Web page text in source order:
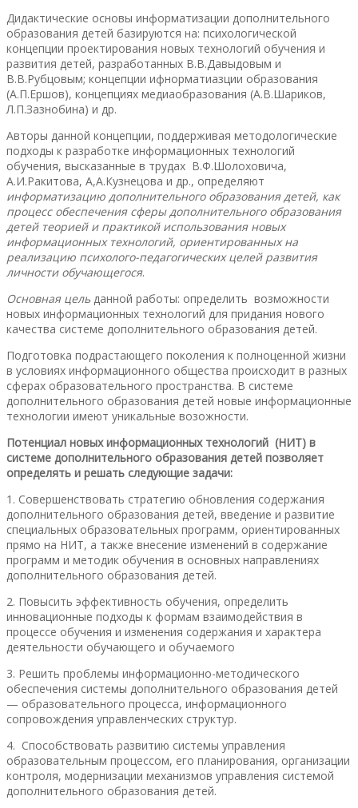
Дидактические основы информатизации дополнительного
образования детей базируются на: психологической
концепции проектирования новых технологий обучения и
развития детей, разработанных В.В.Давыдовым и
В.В.Рубцовым; концепции ифнорматиазции образования
(А.П.Ершов), концепциях медиаобразования (А.В.Шариков,
Л.П.Зазнобина) и др.
Авторы данной концепции, поддерживая методологические
подходы к разработке информационных технологий
обучения, высказанные в трудах В.Ф.Шолоховича,
А.И.Ракитова, А,А.Кузнецова и др., определяют
информатизацию дополнительного образования детей, как
процесс обеспечения сферы дополнительного образования
детей теорией и практикой использования новых
информационных технологий, ориентированных на
реализацию психолого-педагогических целей развития
личности обучающегося.
Основная цель данной работы: определить возможности
новых информационных технологий для придания нового
качества системе дополнительного образования детей.
Подготовка подрастающего поколения к полноценной жизни
в условиях информационного общества происходит в разных
сферах образовательного пространства. В системе
дополнительного образования детей новые информационные
технологии имеют уникальные возожности.
Потенциал новых информационных технологий (НИТ) в
системе дополнительного образования детей позволяет
определять и решать следующие задачи:
1. Совершенствовать стратегию обновления содержания
дополнительного образования детей, введение и развитие
специальных образовательных программ, ориентированных
прямо на НИТ, а также внесение изменений в содержание
программ и методик обучения в основных направлениях
дополнительного образования детей.
2. Повысить эффективность обучения, определить
инновационные подходы к формам взаимодействия в
процессе обучения и изменения содержания и характера
деятельности обучающего и обучаемого
3. Решить проблемы информационно-методического
обеспечения системы дополнительного образования детей
— образовательного процесса, информационного
сопровождения управленческих структур.
4. Способствовать развитию системы управления
образовательным процессом, его планирования, организации
контроля, модернизации механизмов управления системой
дополнительного образования детей.